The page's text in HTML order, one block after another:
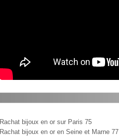
Rachat bijoux en or sur Paris 75
Rachat bijoux en or en Seine et Marne 77